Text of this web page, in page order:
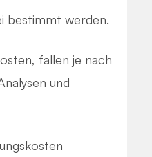
bestimmt werden.
fallen je nach
und